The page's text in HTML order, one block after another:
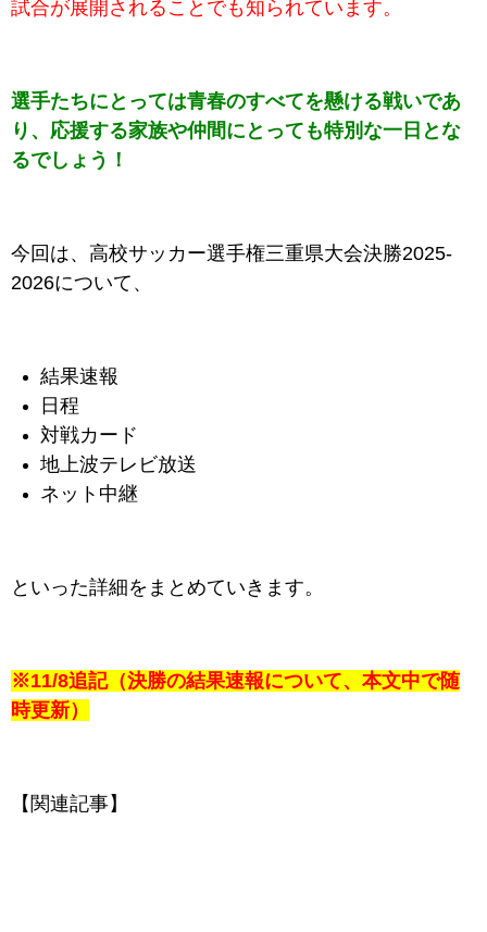
試合が展開されることでも知られています。
選手たちにとっては青春のすべてを懸ける戦いであ
り、応援する家族や仲間にとっても特別な一日とな
るでしょう！
今回は、高校サッカー選手権三重県大会決勝2025-
2026について、
結果速報
日程
対戦カード
地上波テレビ放送
ネット中継
といった詳細をまとめていきます。
※11/8追記（決勝の結果速報について、本文中で随
時更新）
【関連記事】